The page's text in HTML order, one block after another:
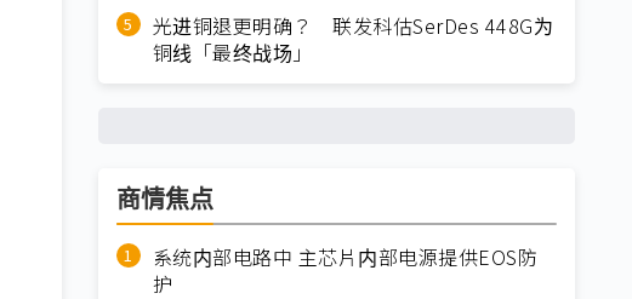
光进铜退更明确？ 联发科估SerDes 448G为
铜线「最终战场」
商情焦点
系统内部电路中 主芯片内部电源提供EOS防
护